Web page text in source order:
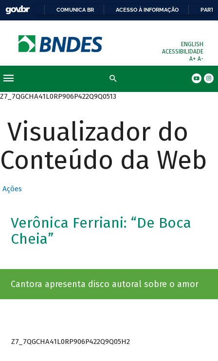
COMUNICA BR ACESSO À INFORMAÇÃO
ENGLISH
ACESSIBILIDADE
A+ A-
Z7_7QGCHA41L0RP906P422Q9Q0513
Visualizador do
Conteúdo da Web
Ações
Verônica Ferriani: “De Boca
Cheia”
Cantora apresenta disco autoral sobre o amor
Z7_7QGCHA41L0RP906P422Q9Q05H2